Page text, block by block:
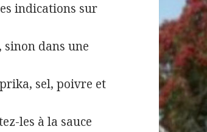
indications sur
dans une
sel, poivre et
les à la sauce